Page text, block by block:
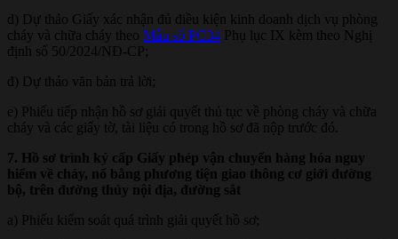
d) Dự thảo Giấy xác nhận đủ điều kiện kinh doanh dịch vụ phòng
cháy và chữa cháy theo Mẫu số PC34 Phụ lục IX kèm theo Nghị
định số 50/2024/NĐ-CP;
đ) Dự thảo văn bản trả lời;
e) Phiếu tiếp nhận hồ sơ giải quyết thủ tục về phòng cháy và chữa
cháy và các giấy tờ, tài liệu có trong hồ sơ đã nộp trước đó.
7. Hồ sơ trình ký cấp Giấy phép vận chuyển hàng hóa nguy
hiểm về cháy, nổ bằng phương tiện giao thông cơ giới đường
bộ, trên đường thủy nội địa, đường sắt
a) Phiếu kiểm soát quá trình giải quyết hồ sơ;